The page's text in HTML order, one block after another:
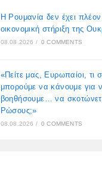
Η Ρουμανία δεν έχει
οικονομική στήριξη της
08.08.2026 / 0 COMMENTS
«Πείτε μας, Ευρωπαίοι, τι
μπορούμε να κάνουμε για
βοηθήσουμε… να
Ρώσους;»
08.08.2026 / 0 COMMENTS